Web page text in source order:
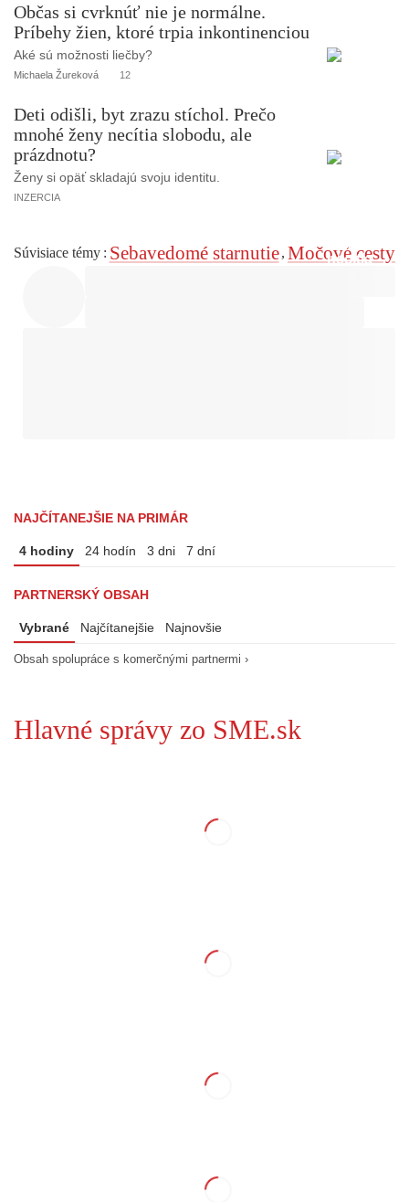
Občas si cvrknúť nie je normálne.
Príbehy žien, ktoré trpia inkontinenciou
Aké sú možnosti liečby?
Michaela Žureková 12
Deti odišli, byt zrazu stíchol. Prečo
mnohé ženy necítia slobodu, ale
prázdnotu?
Ženy si opäť skladajú svoju identitu.
INZERCIA
Súvisiace témy : Sebavedomé starnutie , Močové cesty
NAJČÍTANEJŠIE NA PRIMÁR
4 hodiny 24 hodín 3 dni 7 dní
PARTNERSKÝ OBSAH
Vybrané Najčítanejšie Najnovšie
Obsah spolupráce s komerčnými partnermi ›
Hlavné správy zo SME.sk